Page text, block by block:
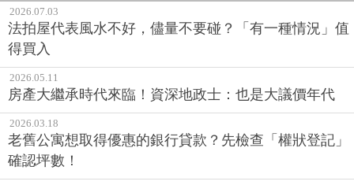
2026.07.03
法拍屋代表風水不好，儘量不要碰？「有一種情況」值
得買入
2026.05.11
房產大繼承時代來臨！資深地政士：也是大議價年代
2026.03.18
老舊公寓想取得優惠的銀行貸款？先檢查「權狀登記」
確認坪數！